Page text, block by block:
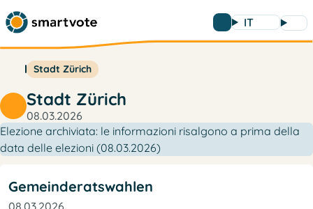
IT
Stadt Zürich
Stadt Zürich
08.03.2026
Elezione archiviata: le informazioni risalgono a prima della
data delle elezioni (08.03.2026)
Gemeinderatswahlen
08.03.2026